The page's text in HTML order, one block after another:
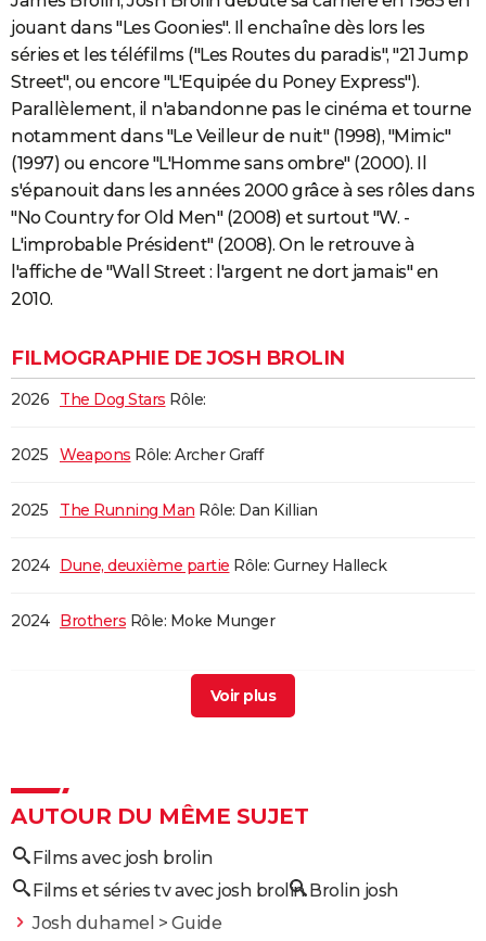
Destinations
City break
Voyage nature
Voyage de noces
Forum
Climat
+
PHOTO
BONS PLANS
CARTE DE VOEUX
Carte de Noël
Carte Bonne année
Carte Saint-Valentin
Carte Pâques
Carte d'anniversaire
DICTIONNAIRE
Dictionnaire
Biographies
Citations
Expressions
Proverbes
PROGRAMME TV
COPAINS D'AVANT
FORUM
jouant dans "Les Goonies". Il enchaîne dès lors les
séries et les téléfilms ("Les Routes du paradis", "21 Jump
Street", ou encore "L'Equipée du Poney Express").
Parallèlement, il n'abandonne pas le cinéma et tourne
notamment dans "Le Veilleur de nuit" (1998), "Mimic"
(1997) ou encore "L'Homme sans ombre" (2000). Il
s'épanouit dans les années 2000 grâce à ses rôles dans
"No Country for Old Men" (2008) et surtout "W. -
L'improbable Président" (2008). On le retrouve à
l'affiche de "Wall Street : l'argent ne dort jamais" en
2010.
FILMOGRAPHIE DE JOSH BROLIN
2026 The Dog Stars Rôle:
2025 Weapons Rôle: Archer Graff
2025 The Running Man Rôle: Dan Killian
2024 Dune, deuxième partie Rôle: Gurney Halleck
2024 Brothers Rôle: Moke Munger
Rôle: L'oncle Beck
2018 Soldado Rôle: Matt Graver
2018 Deadpool 2Rôle: Nathan Summers / Cable
2017 Suburbicon
AUTOUR DU MÊME SUJET
Films avec josh brolin
Films et séries tv avec josh brolin Brolin josh
Josh duhamel > Guide